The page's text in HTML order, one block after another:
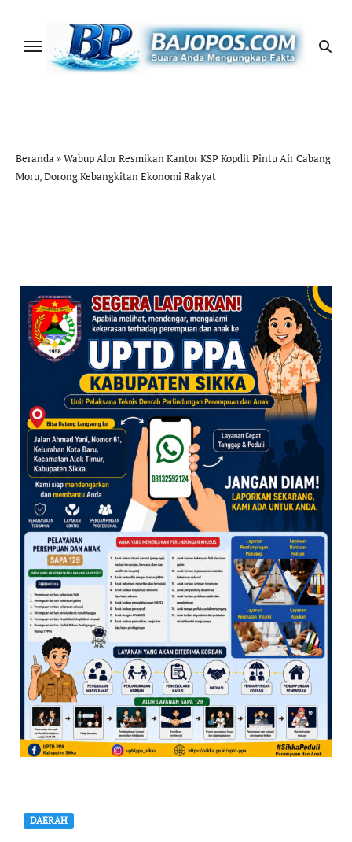
content
Beranda »Wabup Alor Resmikan Kantor KSP Kopdit Pintu Air Cabang
Moru, Dorong Kebangkitan Ekonomi Rakyat
DAERAH